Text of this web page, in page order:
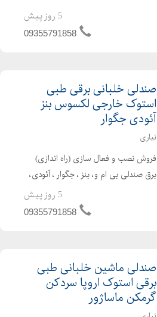
طبیعی ⏪سرصندلی برقی گودی کمر ۴
حالته ⏪تنظیم ارتفاع دو۲ محوره
5 روز پیش
09355791858
صندلی خلبانی برقی طبی
استوک خارجی لکسوس بنز
آئودی جگوار
نیاری
فروش نصب و فعال سازی (راه اندازی)
برق صندلی بی ام و، بنز ، جگوار ، آئودی،
پورشه، لکسوس و .. مناسب و قابل نصب
برای انواع سواری و شاسی لند کروز ،
5 روز پیش
09355791858
صندلی ماشین خلبانی طبی
برقی استوک اروپا سردکن
گرمکن ماساژور